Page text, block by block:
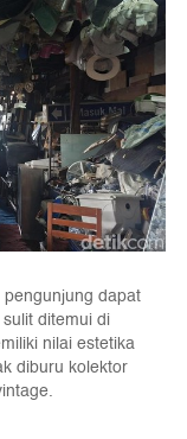
dapat
ditemui di
nilai estetika
diburu kolektor